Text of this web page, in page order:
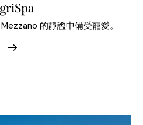
的靜謐中備受寵愛。